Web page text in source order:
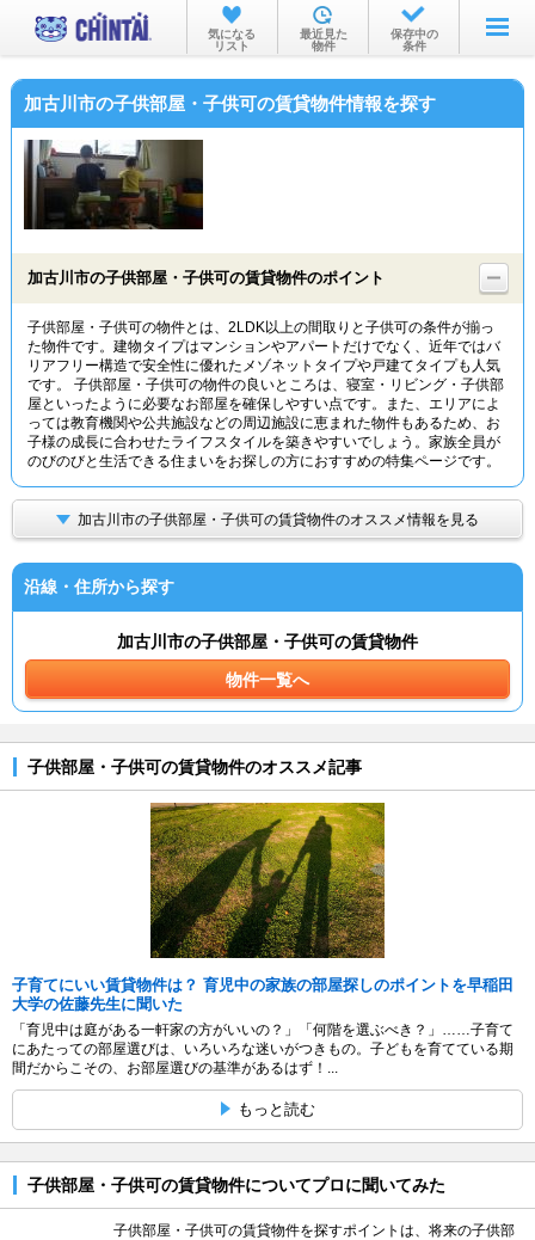
お部屋を探す
沿線・駅から
物件特集から
TOP
気になる
リスト
最近見た
物件
保存中の
条件
加古川市の子供部屋・子供可の賃貸物件情報を探す
加古川市の子供部屋・子供可の賃貸物件のポイント
子供部屋・子供可の物件とは、2LDK以上の間取りと子供可の条件が揃っ
た物件です。建物タイプはマンションやアパートだけでなく、近年ではバ
リアフリー構造で安全性に優れたメゾネットタイプや戸建てタイプも人気
です。 子供部屋・子供可の物件の良いところは、寝室・リビング・子供部
屋といったように必要なお部屋を確保しやすい点です。また、エリアによ
っては教育機関や公共施設などの周辺施設に恵まれた物件もあるため、お
子様の成長に合わせたライフスタイルを築きやすいでしょう。家族全員が
のびのびと生活できる住まいをお探しの方におすすめの特集ページです。
加古川市の子供部屋・子供可の賃貸物件のオススメ情報を見る
沿線・住所から探す
加古川市の子供部屋・子供可の賃貸物件
物件一覧へ
子供部屋・子供可の賃貸物件のオススメ記事
子育てにいい賃貸物件は？ 育児中の家族の部屋探しのポイントを早稲田
大学の佐藤先生に聞いた
「育児中は庭がある一軒家の方がいいの？」「何階を選ぶべき？」……子育て
にあたっての部屋選びは、いろいろな迷いがつきもの。子どもを育てている期
間だからこその、お部屋選びの基準があるはず！...
もっと読む
子供部屋・子供可の賃貸物件についてプロに聞いてみた
子供部屋・子供可の賃貸物件を探すポイントは、将来の子供部